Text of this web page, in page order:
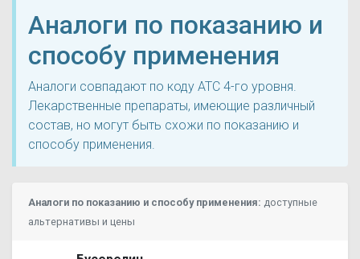
Аналоги по показанию и
способу применения
Аналоги совпадают по коду ATC 4-го уровня.
Лекарственные препараты, имеющие различный
состав, но могут быть схожи по показанию и
способу применения.
Аналоги по показанию и способу применения: доступные
альтернативы и цены